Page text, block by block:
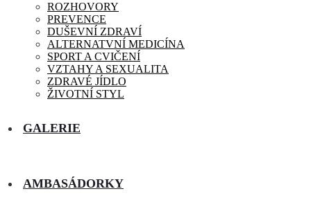
ROZHOVORY
PREVENCE
DUŠEVNÍ ZDRAVÍ
ALTERNATVNÍ MEDICÍNA
SPORT A CVIČENÍ
VZTAHY A SEXUALITA
ZDRAVÉ JÍDLO
ŽIVOTNÍ STYL
GALERIE
AMBASÁDORKY